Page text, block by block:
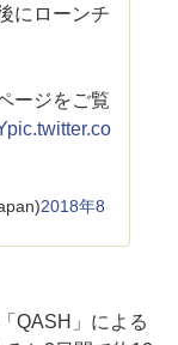
にローンチ
ージをご覧
pic.twitter.co
2018年8
QASH」による